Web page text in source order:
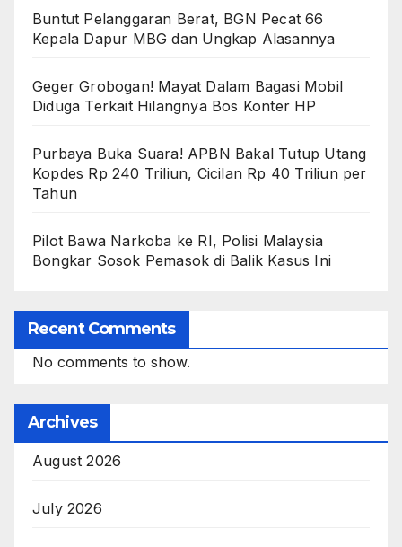
Buntut Pelanggaran Berat, BGN Pecat 66
Kepala Dapur MBG dan Ungkap Alasannya
Geger Grobogan! Mayat Dalam Bagasi Mobil
Diduga Terkait Hilangnya Bos Konter HP
Purbaya Buka Suara! APBN Bakal Tutup Utang
Kopdes Rp 240 Triliun, Cicilan Rp 40 Triliun per
Tahun
Pilot Bawa Narkoba ke RI, Polisi Malaysia
Bongkar Sosok Pemasok di Balik Kasus Ini
Recent Comments
No comments to show.
Archives
August 2026
July 2026